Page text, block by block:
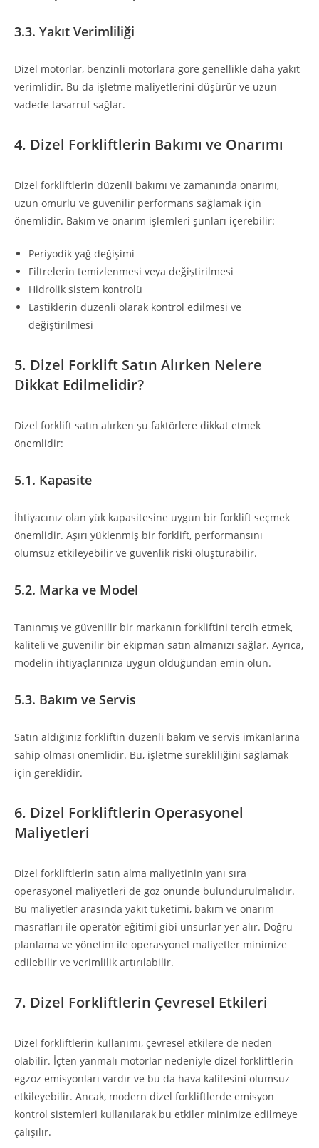
3.3. Yakıt Verimliliği
Dizel motorlar, benzinli motorlara göre genellikle daha yakıt
verimlidir. Bu da işletme maliyetlerini düşürür ve uzun
vadede tasarruf sağlar.
4. Dizel Forkliftlerin Bakımı ve Onarımı
Dizel forkliftlerin düzenli bakımı ve zamanında onarımı,
uzun ömürlü ve güvenilir performans sağlamak için
önemlidir. Bakım ve onarım işlemleri şunları içerebilir:
Periyodik yağ değişimi
Filtrelerin temizlenmesi veya değiştirilmesi
Hidrolik sistem kontrolü
Lastiklerin düzenli olarak kontrol edilmesi ve
değiştirilmesi
5. Dizel Forklift Satın Alırken Nelere
Dikkat Edilmelidir?
Dizel forklift satın alırken şu faktörlere dikkat etmek
önemlidir:
5.1. Kapasite
İhtiyacınız olan yük kapasitesine uygun bir forklift seçmek
önemlidir. Aşırı yüklenmiş bir forklift, performansını
olumsuz etkileyebilir ve güvenlik riski oluşturabilir.
5.2. Marka ve Model
Tanınmış ve güvenilir bir markanın forkliftini tercih etmek,
kaliteli ve güvenilir bir ekipman satın almanızı sağlar. Ayrıca,
modelin ihtiyaçlarınıza uygun olduğundan emin olun.
5.3. Bakım ve Servis
Satın aldığınız forkliftin düzenli bakım ve servis imkanlarına
sahip olması önemlidir. Bu, işletme sürekliliğini sağlamak
için gereklidir.
6. Dizel Forkliftlerin Operasyonel
Maliyetleri
Dizel forkliftlerin satın alma maliyetinin yanı sıra
operasyonel maliyetleri de göz önünde bulundurulmalıdır.
Bu maliyetler arasında yakıt tüketimi, bakım ve onarım
masrafları ile operatör eğitimi gibi unsurlar yer alır. Doğru
planlama ve yönetim ile operasyonel maliyetler minimize
edilebilir ve verimlilik artırılabilir.
7. Dizel Forkliftlerin Çevresel Etkileri
Dizel forkliftlerin kullanımı, çevresel etkilere de neden
olabilir. İçten yanmalı motorlar nedeniyle dizel forkliftlerin
egzoz emisyonları vardır ve bu da hava kalitesini olumsuz
etkileyebilir. Ancak, modern dizel forkliftlerde emisyon
kontrol sistemleri kullanılarak bu etkiler minimize edilmeye
çalışılır.